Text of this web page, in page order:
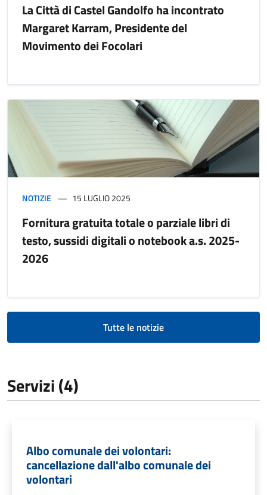
La Città di Castel Gandolfo ha incontrato
Margaret Karram, Presidente del
Movimento dei Focolari
NOTIZIE 15 LUGLIO 2025
Fornitura gratuita totale o parziale libri di
testo, sussidi digitali o notebook a.s. 2025-
2026
Tutte le notizie
Servizi (4)
Albo comunale dei volontari:
cancellazione dall'albo comunale dei
volontari